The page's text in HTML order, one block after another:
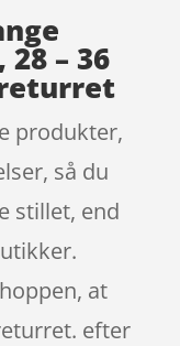
– 36
produkter,
så du
stillet, end
at
efter